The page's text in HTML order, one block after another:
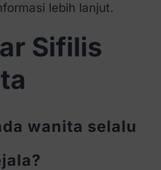
lebih lanjut.
Sifilis
wanita selalu